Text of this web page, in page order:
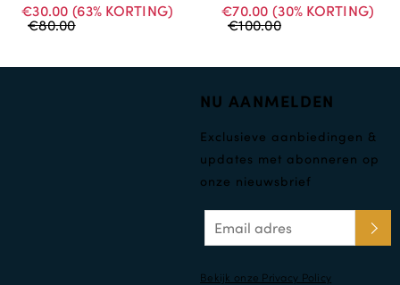
€30.00 (63% KORTING)
€80.00
€70.00 (30% KORTING)
€100.00
NU AANMELDEN
Exclusieve aanbiedingen &
updates met abonneren op
onze nieuwsbrief
Bekijk onze Privacy Policy